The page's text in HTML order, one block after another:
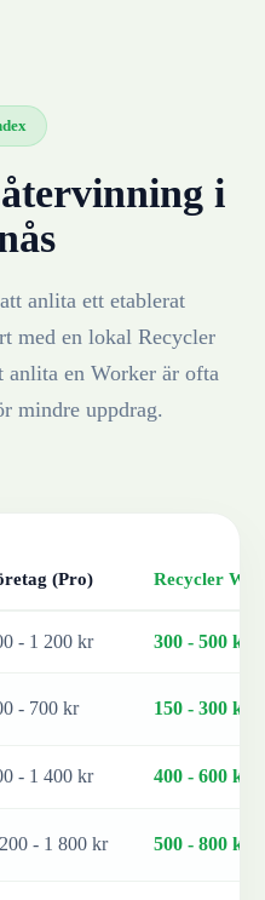
i
anlita ett etablerat
med en lokal Recycler
en Worker är ofta
mindre uppdrag.
(Pro) Recycler
- 1 200 kr 300 - 500 kr
- 700 kr 150 - 300 kr
- 1 400 kr 400 - 600 kr
- 1 800 kr 500 - 800 kr